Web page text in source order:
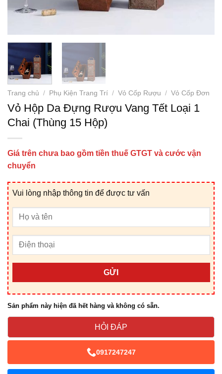
Trang chủ / Phụ Kiện Trang Trí / Vỏ Cốp Rượu / Vỏ Cốp Đơn
Vỏ Hộp Da Đựng Rượu Vang Tết Loại 1
Chai (Thùng 15 Hộp)
Giá trên chưa bao gồm tiền thuế GTGT và cước vận
chuyển
Vui lòng nhập thông tin để được tư vấn
GỬI
Sản phẩm này hiện đã hết hàng và không có sẵn.
HỎI ĐÁP
0917247247